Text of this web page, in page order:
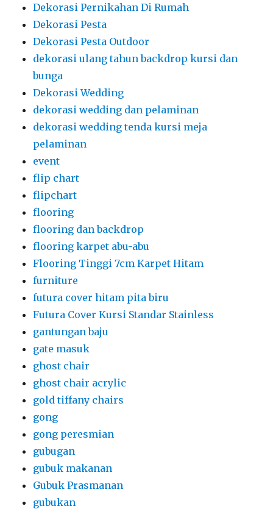
Dekorasi Pernikahan Di Rumah
Dekorasi Pesta
Dekorasi Pesta Outdoor
dekorasi ulang tahun backdrop kursi dan
bunga
Dekorasi Wedding
dekorasi wedding dan pelaminan
dekorasi wedding tenda kursi meja
pelaminan
event
flip chart
flipchart
flooring
flooring dan backdrop
flooring karpet abu-abu
Flooring Tinggi 7cm Karpet Hitam
furniture
futura cover hitam pita biru
Futura Cover Kursi Standar Stainless
gantungan baju
gate masuk
ghost chair
ghost chair acrylic
gold tiffany chairs
gong
gong peresmian
gubugan
gubuk makanan
Gubuk Prasmanan
gubukan